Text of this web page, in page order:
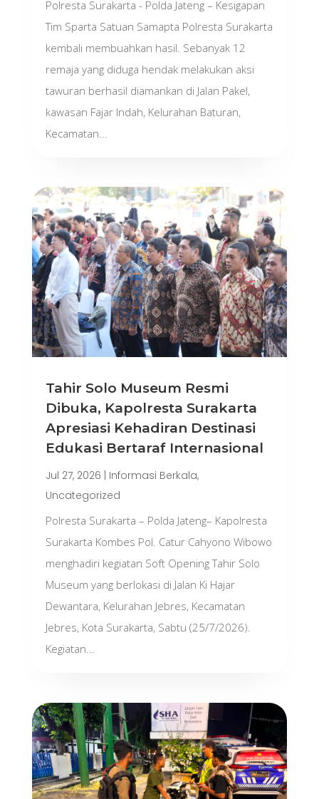
Polresta Surakarta - Polda Jateng – Kesigapan
Tim Sparta Satuan Samapta Polresta Surakarta
kembali membuahkan hasil. Sebanyak 12
remaja yang diduga hendak melakukan aksi
tawuran berhasil diamankan di Jalan Pakel,
kawasan Fajar Indah, Kelurahan Baturan,
Kecamatan...
Tahir Solo Museum Resmi
Dibuka, Kapolresta Surakarta
Apresiasi Kehadiran Destinasi
Edukasi Bertaraf Internasional
Jul 27, 2026 Informasi Berkala,
Uncategorized
Polresta Surakarta – Polda Jateng– Kapolresta
Surakarta Kombes Pol. Catur Cahyono Wibowo
menghadiri kegiatan Soft Opening Tahir Solo
Museum yang berlokasi di Jalan Ki Hajar
Dewantara, Kelurahan Jebres, Kecamatan
Jebres, Kota Surakarta, Sabtu (25/7/2026).
Kegiatan...